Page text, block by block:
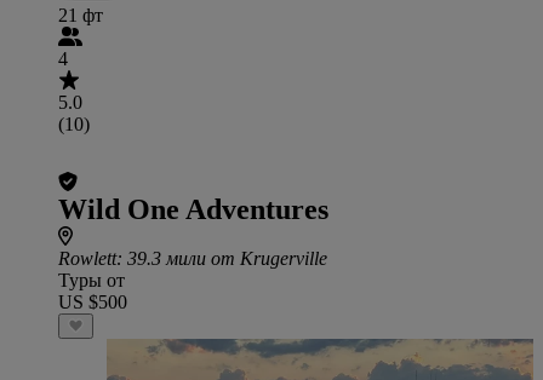
21 фт
4
5.0
(10)
Wild One Adventures
Rowlett: 39.3 мили от Krugerville
Туры от
US $500